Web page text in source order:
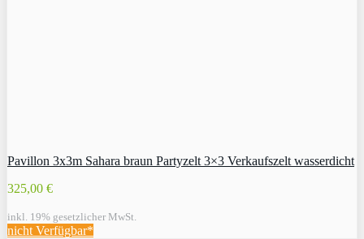
Pavillon 3x3m Sahara braun Partyzelt 3×3 Verkaufszelt wasserdicht
325,00 €
inkl. 19% gesetzlicher MwSt.
nicht Verfügbar*